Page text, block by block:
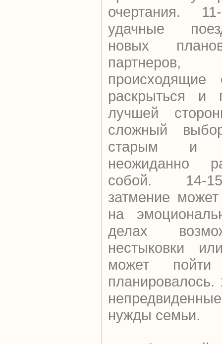
очертания.
удачные
новых
происходящие
раскрыться и
лучшей
сложный
старым и
неожиданно
собой. 14-
затмение может
на
делах
нестыковки
может
планировалось.
нужды семьи.